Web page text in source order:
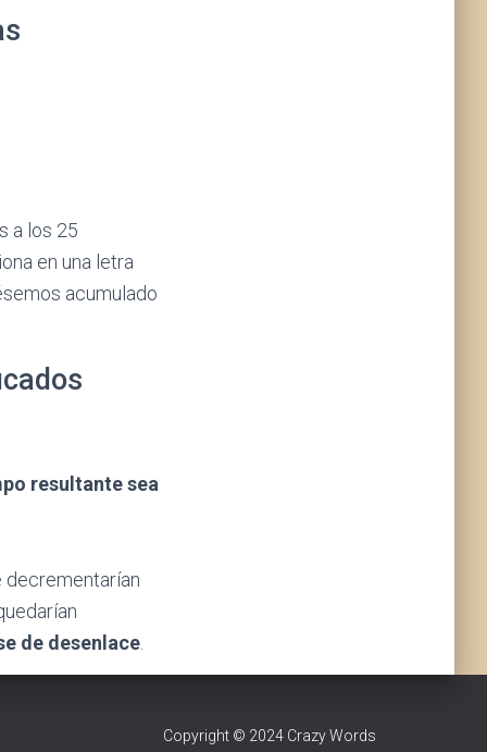
a los 25
en una letra
acumulado
resultante sea
decrementarían
de desenlace
Copyright © 2024 Crazy Words